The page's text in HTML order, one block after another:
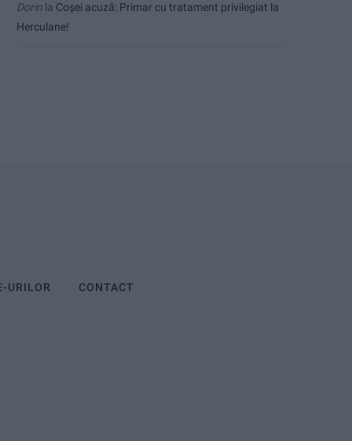
Dorin la Coșei acuză: Primar cu tratament privilegiat la
Herculane!
URILOR CONTACT